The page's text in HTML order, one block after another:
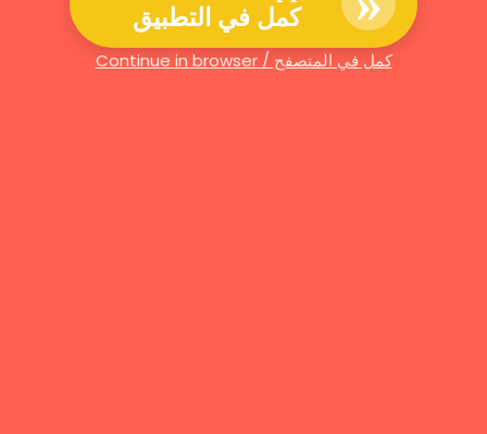
كمل في التطبيق
Continue in browser / كمل في المتصفح